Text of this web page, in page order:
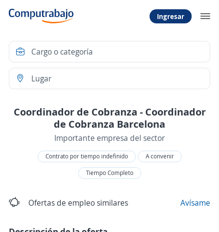
Ingresar
Coordinador de Cobranza - Coordinador
de Cobranza Barcelona
Importante empresa del sector
Contrato por tiempo indefinido
A convenir
Tiempo Completo
Ofertas de empleo similares Avísame